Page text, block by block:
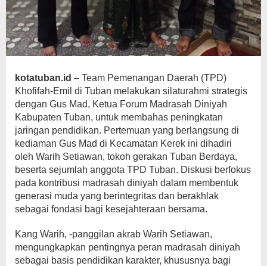
kotatuban.id – Team Pemenangan Daerah (TPD)
Khofifah-Emil di Tuban melakukan silaturahmi strategis
dengan Gus Mad, Ketua Forum Madrasah Diniyah
Kabupaten Tuban, untuk membahas peningkatan
jaringan pendidikan. Pertemuan yang berlangsung di
kediaman Gus Mad di Kecamatan Kerek ini dihadiri
oleh Warih Setiawan, tokoh gerakan Tuban Berdaya,
beserta sejumlah anggota TPD Tuban. Diskusi berfokus
pada kontribusi madrasah diniyah dalam membentuk
generasi muda yang berintegritas dan berakhlak
sebagai fondasi bagi kesejahteraan bersama.
Kang Warih, -panggilan akrab Warih Setiawan,
mengungkapkan pentingnya peran madrasah diniyah
sebagai basis pendidikan karakter, khususnya bagi